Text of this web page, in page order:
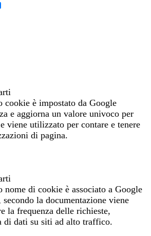
cookie è impostato da Google
e aggiorna un valore univoco per
viene utilizzato per contare e tenere
di pagina.
nome di cookie è associato a Google
la documentazione viene
la frequenza delle richieste,
di dati su siti ad alto traffico.